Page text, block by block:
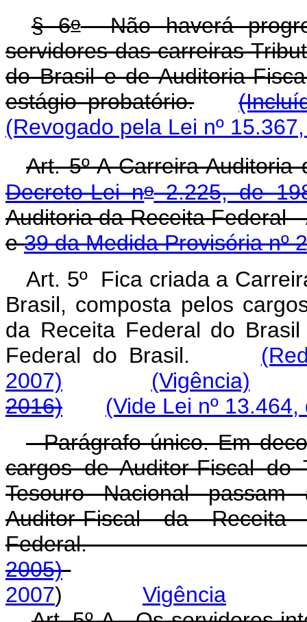
§ 6oNão haverá
servidores das carreiras
do Brasil e de Auditoria-
estágio probatório.
(Revogado pela Lei nº
Art. 5º A Carreira
Decreto-Lei no2.225, de
Auditoria da
e39 da Medida Provisória nº
Art. 5º Fica criada a
Brasil, composta pelos
da Receita Federal do Brasil
Federal do Brasil.
2007)
(Vigência)
2016)
(Vide Lei nº
Parágrafo único. Em
cargos de Auditor-Fiscal
Tesouro Nacional passam
Auditor-Fiscal da
2005)
2007) Vigência